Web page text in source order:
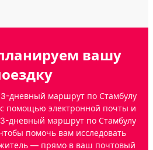
вашу
дневный маршрут по Стамбулу
помощью электронной почты и
дневный маршрут по Стамбулу
помочь вам исследовать
— прямо в ваш почтовый